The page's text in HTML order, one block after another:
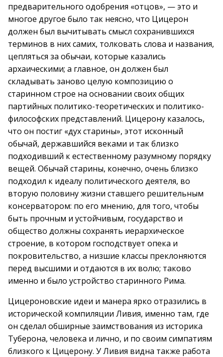
предварительного одобрения «отцов», — это и
многое другое было так неясно, что Цицерон
должен был вычитывать смысл сохранившихся
терминов в них самих, толковать слова и названия,
цепляться за обычаи, которые казались
архаическими; а главное, он должен был
складывать заново целую композицию о
старинном строе на основании своих общих
партийных политико-теоретических и политико-
философских представлений. Цицерону казалось,
что он постиг «дух старины», этот исконный
обычай, державшийся веками и так близко
подходивший к естественному разумному порядку
вещей. Обычай старины, конечно, очень близко
подходил к идеалу политического деятеля, во
вторую половину жизни ставшего решительным
консерватором: по его мнению, для того, чтобы
быть прочным и устойчивым, государство и
общество должны сохранять иерархическое
строение, в котором господствует опека и
покровительство, а низшие классы преклоняются
перед высшими и отдаются в их волю; таково
именно и было устройство старинного Рима.
Цицероновские идеи и манера ярко отразились в
исторической компиляции Ливия, именно там, где
он сделал обширные заимствования из историка
Туберона, человека и лично, и по своим симпатиям
близкого к Цицерону. У Ливия видна также работа